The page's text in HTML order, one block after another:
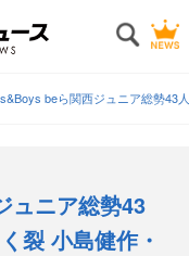
beら関西ジュニア総勢43
ニア総勢43
裂 小島健作・